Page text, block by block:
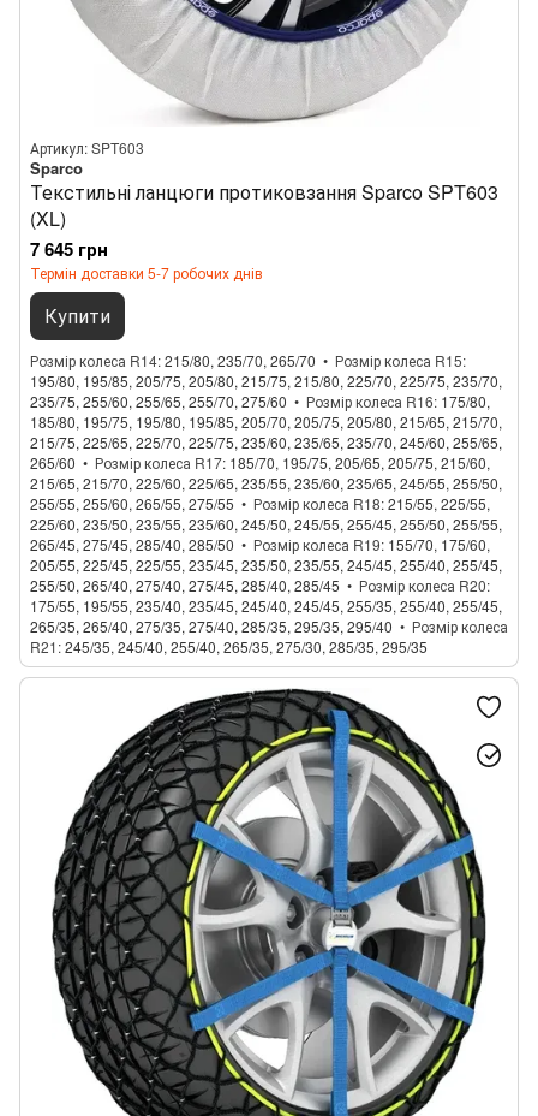
Артикул: SPT603
Sparco
Текстильні ланцюги протиковзання Sparco SPT603
(XL)
7 645 грн
Термін доставки 5-7 робочих днів
Купити
Розмір колеса R14 215/80, 235/70, 265/70
Розмір колеса R15
195/80, 195/85, 205/75, 205/80, 215/75, 215/80, 225/70, 225/75, 235/70,
235/75, 255/60, 255/65, 255/70, 275/60
Розмір колеса R16 175/80,
185/80, 195/75, 195/80, 195/85, 205/70, 205/75, 205/80, 215/65, 215/70,
215/75, 225/65, 225/70, 225/75, 235/60, 235/65, 235/70, 245/60, 255/65,
265/60
Розмір колеса R17 185/70, 195/75, 205/65, 205/75, 215/60,
215/65, 215/70, 225/60, 225/65, 235/55, 235/60, 235/65, 245/55, 255/50,
255/55, 255/60, 265/55, 275/55
Розмір колеса R18 215/55, 225/55,
225/60, 235/50, 235/55, 235/60, 245/50, 245/55, 255/45, 255/50, 255/55,
265/45, 275/45, 285/40, 285/50
Розмір колеса R19 155/70, 175/60,
205/55, 225/45, 225/55, 235/45, 235/50, 235/55, 245/45, 255/40, 255/45,
255/50, 265/40, 275/40, 275/45, 285/40, 285/45
Розмір колеса R20
175/55, 195/55, 235/40, 235/45, 245/40, 245/45, 255/35, 255/40, 255/45,
265/35, 265/40, 275/35, 275/40, 285/35, 295/35, 295/40
Розмір колеса
R21 245/35, 245/40, 255/40, 265/35, 275/30, 285/35, 295/35